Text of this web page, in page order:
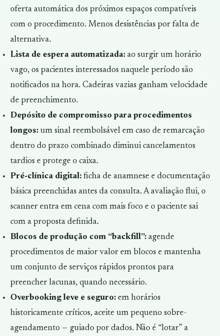
oferta automática dos próximos espaços compatíveis
com o procedimento. Menos desistências por falta de
alternativa.
Lista de espera automatizada:ao surgir um horário
vago, os pacientes interessados naquele período são
notificados na hora. Cadeiras vazias ganham velocidade
de preenchimento.
Depósito de compromisso para procedimentos
longos:um sinal reembolsável em caso de remarcação
dentro do prazo combinado diminui cancelamentos
tardios e protege o caixa.
Pré-clínica digital:ficha de anamnese e documentação
básica preenchidas antes da consulta. A avaliação flui, o
scanner entra em cena com mais foco e o paciente sai
com a proposta definida.
Blocos de produção com “backfill”:agende
procedimentos de maior valor em blocos e mantenha
um conjunto de serviços rápidos prontos para
preencher lacunas, quando necessário.
Overbooking leve e seguro:em horários
historicamente críticos, aceite um pequeno sobre-
agendamento — guiado por dados. Não é “lotar” a